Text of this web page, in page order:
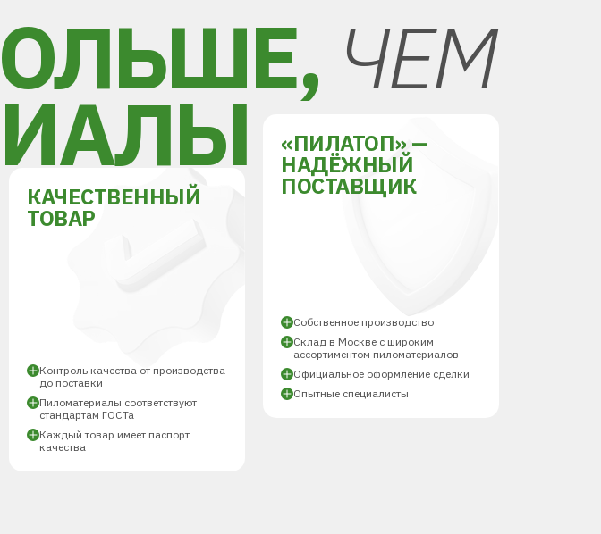
ЧЕМ
КАЧЕСТВЕННЫЙ
ТОВАР
Контроль качества от производства
до поставки
Пиломатериалы соответствуют
стандартам ГОСТа
Каждый товар имеет паспорт
качества
«ПИЛАТОП» —
НАДЁЖНЫЙ
ПОСТАВЩИК
Собственное производство
Склад в Москве с широким
ассортиментом пиломатериалов
Официальное оформление сделки
Опытные специалисты